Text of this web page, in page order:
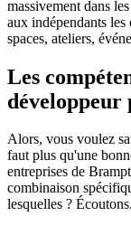
massivement dans
aux indépendants
spaces, ateliers,
Les
développeur
Alors, vous voulez
faut plus qu'une
entreprises de
combinaison
lesquelles ? Écoutons.